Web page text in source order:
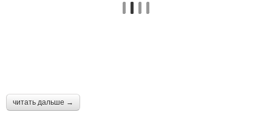
читать дальше →